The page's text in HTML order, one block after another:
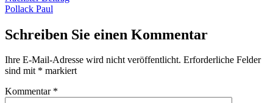
Pollack Paul
Schreiben Sie einen Kommentar
Ihre E-Mail-Adresse wird nicht veröffentlicht. Erforderliche Felder
sind mit * markiert
Kommentar *